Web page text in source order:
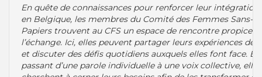
En quête de connaissances pour renforcer leur intégration
en Belgique, les membres du Comité des Femmes Sans-
Papiers trouvent au CFS un espace de rencontre propice à
l’échange. Ici, elles peuvent partager leurs expériences de
et discuter des défis quotidiens auxquels elles font face. En
passant d’une parole individuelle à une voix collective, elles